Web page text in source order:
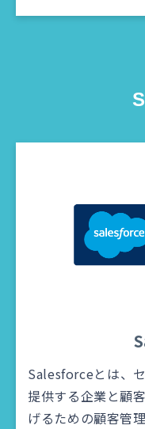
Salesforceとは、
提供する企業と顧
げるための顧客管